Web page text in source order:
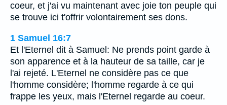
coeur, et j'ai vu maintenant avec joie ton peuple qui
se trouve ici t'offrir volontairement ses dons.
1 Samuel 16:7
Et l'Eternel dit à Samuel: Ne prends point garde à
son apparence et à la hauteur de sa taille, car je
l'ai rejeté. L'Eternel ne considère pas ce que
l'homme considère; l'homme regarde à ce qui
frappe les yeux, mais l'Eternel regarde au coeur.